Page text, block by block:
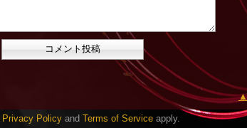
Privacy Policy and Terms of Service apply.